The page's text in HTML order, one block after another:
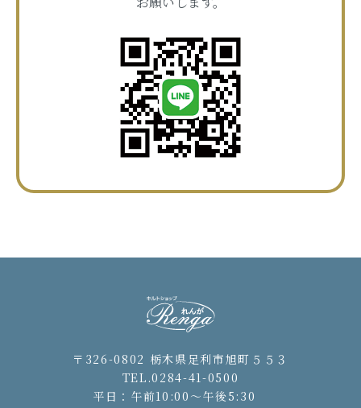
〒326-0802 栃木県足利市旭町５５３
TEL.0284-41-0500
平日：午前10:00〜午後5:30